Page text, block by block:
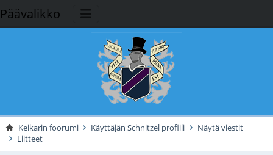
Päävalikko
Keikarin foorumi Käyttäjän Schnitzel profiili
Näytä viestit
Liitteet